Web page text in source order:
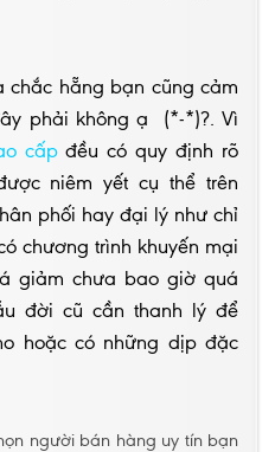
chắc hẵng bạn cũng cảm
phải không ạ (*-*)?. Vì
cấpđều có quy định rõ
niêm yết cụ thể trên
phối hay đại lý như chỉ
chương trình khuyến mại
giảm chưa bao giờ quá
đời cũ cần thanh lý để
hoặc có những dịp đặc
người bán hàng uy tín bạn